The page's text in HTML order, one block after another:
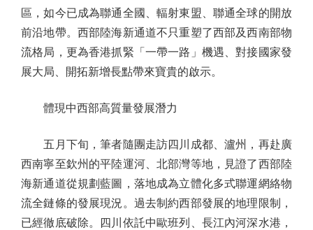
區，如今已成為聯通全國、輻射東盟、聯通全球的開放
前沿地帶。西部陸海新通道不只重塑了西部及西南部物
流格局，更為香港抓緊「一帶一路」機遇、對接國家發
展大局、開拓新增長點帶來寶貴的啟示。
體現中西部高質量發展潛力
五月下旬，筆者隨團走訪四川成都、瀘州，再赴廣
西南寧至欽州的平陸運河、北部灣等地，見證了西部陸
海新通道從規劃藍圖，落地成為立體化多式聯運網絡物
流全鏈條的發展現況。過去制約西部發展的地理限制，
已經徹底破除。四川依託中歐班列、長江內河深水港，